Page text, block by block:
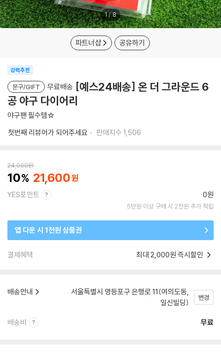
1/8
파트너샵 공유하기
강력추천
문구/GIFT 무료배송 [예스24배송] 온 더 그라운드 6
공 야구 다이어리
야구팬 필수템☆
첫번째 리뷰어가 되어주세요
판매지수 1,506
24,000원
10 21,600
YES포인트 0원
5만원 이상 구매 시 2천원 추가 적립
앱 다운 시 1천원 상품권
결제혜택 최대 2,000원 즉시할인
배송안내
서울특별시 영등포구 은행로 11(여의도동,
일신빌딩)
변경
배송비 무료